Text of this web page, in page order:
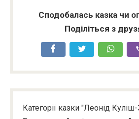
Сподобалась казка чи
Поділіться з
Категорії казки "Леонід Куліш-